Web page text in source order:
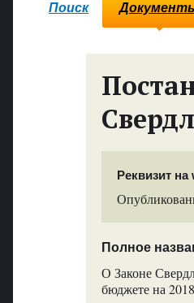
Поиск
Реквизит
Полное
О Законе
бюджете на